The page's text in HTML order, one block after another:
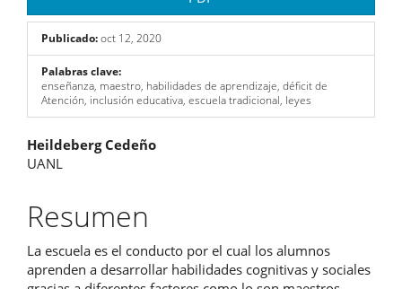
Publicado:oct 12, 2020
Palabras clave:
enseñanza, maestro, habilidades de aprendizaje, déficit de
Atención, inclusión educativa, escuela tradicional, leyes
Contenido
principal
del
artículo
Heildeberg Cedeño
UANL
Resumen
La escuela es el conducto por el cual los alumnos
aprenden a desarrollar habilidades cognitivas y sociales